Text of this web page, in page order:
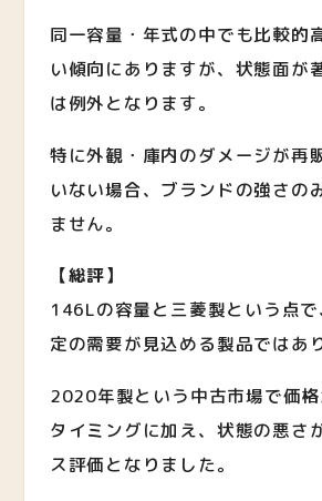
同一容量・年式の中でも比較的
い傾向にありますが、状態面が
は例外となります。
特に外観・庫内のダメージが再
いない場合、ブランドの強さの
ません。
【総評】
146Lの容量と三菱製という点
定の需要が見込める製品ではあ
2020年製という中古市場で価
タイミングに加え、状態の悪さ
ス評価となりました。